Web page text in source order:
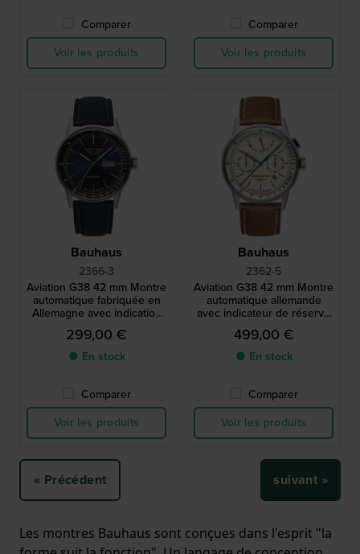
Comparer
Voir les produits
Comparer
Voir les produits
Bauhaus
2366-3
Aviation G38 42 mm Montre
automatique fabriquée en
Allemagne avec indication
jour-date
299,00 €
● En stock
Comparer
Voir les produits
Bauhaus
2362-5
Aviation G38 42 mm Montre
automatique allemande
avec indicateur de réserve
de marche et date complète
499,00 €
● En stock
Comparer
Voir les produits
« Précédent suivant »
Les montres Bauhaus sont conçues dans l'esprit "la